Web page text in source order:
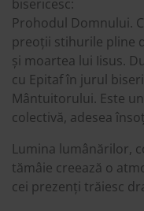
bisericesc:
Prohodul Domnului.
preoții stihurile pline
și moartea lui Iisus.
cu Epitaf în jurul
Mântuitorului. Este
colectivă, adesea
Lumina lumânărilor,
tămâie creează o
cei prezenți trăiesc